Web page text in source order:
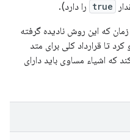
true را دارد).
که این روش نادیده گرفته
کرد تا قرارداد کلی برای متد
که اشیاء مساوی باید دارای